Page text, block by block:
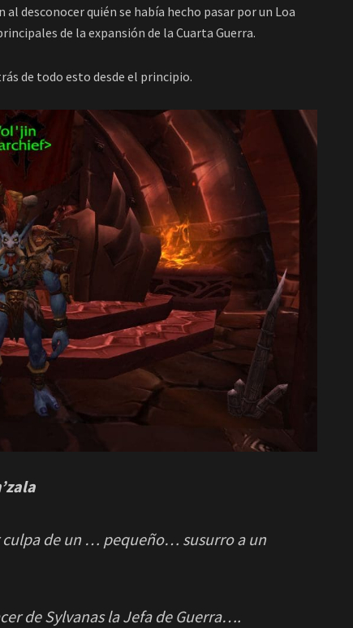
desconocer quién se había hecho pasar por un Loa
de la expansión de la Cuarta Guerra.
de todo esto desde el principio.
de un … pequeño… susurro a un
de Sylvanas la Jefa de Guerra….